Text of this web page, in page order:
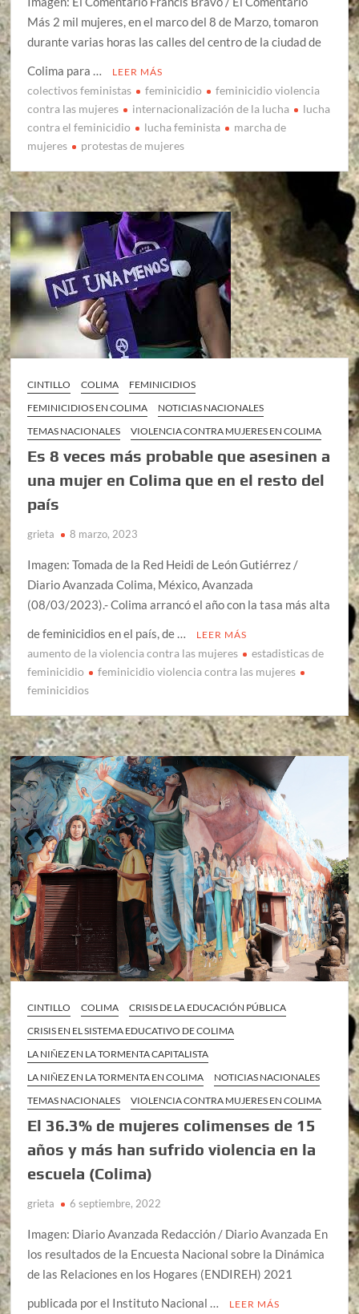
Más 2 mil mujeres, en el marco del 8 de Marzo, tomaron
durante varias horas las calles del centro de la ciudad de
Colima para …
LEER MÁS
colectivos feministas feminicidio
feminicidio violencia
contra las mujeres
internacionalización de la lucha
lucha
contra el feminicidio
lucha feminista
marcha de
mujeres
protestas de mujeres
CINTILLO COLIMA
FEMINICIDIOS
FEMINICIDIOS EN COLIMA
NOTICIAS NACIONALES
TEMAS NACIONALES
VIOLENCIA CONTRA MUJERES EN COLIMA
Es 8 veces más probable que asesinen a
una mujer en Colima que en el resto del
país
grieta 8 marzo, 2023
Imagen: Tomada de la Red Heidi de León Gutiérrez /
Diario Avanzada Colima, México, Avanzada
(08/03/2023).- Colima arrancó el año con la tasa más alta
de feminicidios en el país, de …
LEER MÁS
aumento de la violencia contra las mujeres
estadisticas de
feminicidio
feminicidio violencia contra las mujeres
feminicidios
CINTILLO COLIMA
CRISIS DE LA EDUCACIÓN PÚBLICA
CRISIS EN EL SISTEMA EDUCATIVO DE COLIMA
LA NIÑEZ EN LA TORMENTA CAPITALISTA
LA NIÑEZ EN LA TORMENTA EN COLIMA
NOTICIAS NACIONALES
TEMAS NACIONALES
VIOLENCIA CONTRA MUJERES EN COLIMA
El 36.3% de mujeres colimenses de 15
años y más han sufrido violencia en la
escuela (Colima)
grieta 6 septiembre, 2022
Imagen: Diario Avanzada Redacción / Diario Avanzada En
los resultados de la Encuesta Nacional sobre la Dinámica
de las Relaciones en los Hogares (ENDIREH) 2021
publicada por el Instituto Nacional …
LEER MÁS